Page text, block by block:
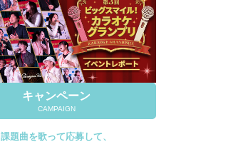
キャンペーン
CAMPAIGN
課題曲を歌って応募して、